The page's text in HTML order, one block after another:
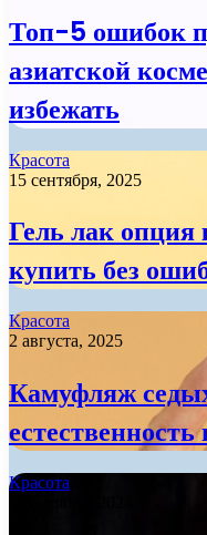
Топ-5 ошибок
азиатской
избежать
Красота
15 сентября, 2025
Гель лак
купить без
Красота
2 августа, 2025
Камуфляж
Красота